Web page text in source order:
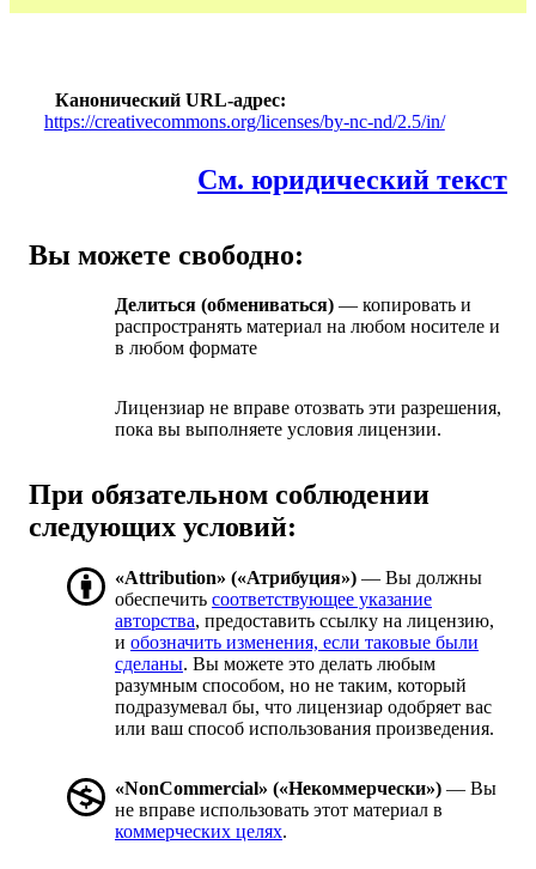
Канонический URL-адрес
https://creativecommons.org/licenses/by-nc-nd/2.5/in/
См. юридический текст
Вы можете свободно:
Делиться (обмениваться) — копировать и
распространять материал на любом носителе и
в любом формате
Лицензиар не вправе отозвать эти разрешения,
пока вы выполняете условия лицензии.
При обязательном соблюдении
следующих условий:
«Attribution» («Атрибуция») — Вы должны
обеспечить соответствующее указание
авторства, предоставить ссылку на лицензию,
и обозначить изменения, если таковые были
сделаны. Вы можете это делать любым
разумным способом, но не таким, который
подразумевал бы, что лицензиар одобряет вас
или ваш способ использования произведения.
«NonCommercial» («Некоммерчески») — Вы
не вправе использовать этот материал в
коммерческих целях.